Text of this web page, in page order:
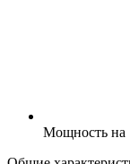
Мощность на